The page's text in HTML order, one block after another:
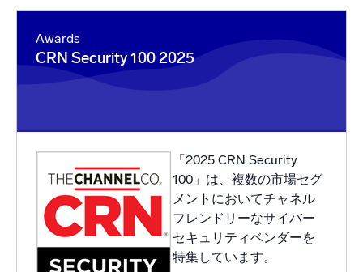
Awards
CRN Security 100 2025
「2025 CRN Security
100」は、複数の市場セグ
メントにおいてチャネル
フレンドリーなサイバー
セキュリティベンダーを
特集しています。